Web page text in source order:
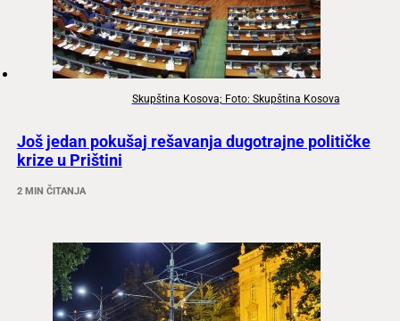
Skupština Kosova; Foto: Skupština Kosova
Još jedan pokušaj rešavanja dugotrajne političke
krize u Prištini
2 MIN ČITANJA